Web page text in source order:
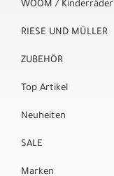
WOOM / Kinderräder
RIESE UND MÜLLER
ZUBEHÖR
Top Artikel
Neuheiten
SALE
Marken